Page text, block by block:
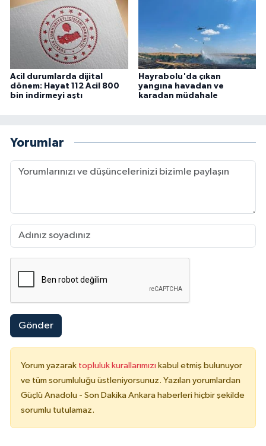
Acil durumlarda dijital
dönem: Hayat 112 Acil 800
bin indirmeyi aştı
Hayrabolu'da çıkan
yangına havadan ve
karadan müdahale
Yorumlar
Gönder
Yorum yazarak topluluk kurallarımızı kabul etmiş bulunuyor
ve tüm sorumluluğu üstleniyorsunuz. Yazılan yorumlardan
Güçlü Anadolu - Son Dakika Ankara haberleri hiçbir şekilde
sorumlu tutulamaz.